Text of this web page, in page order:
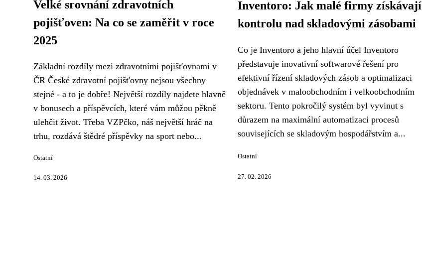
Velké srovnání zdravotních
pojišťoven: Na co se zaměřit v roce
2025
Základní rozdíly mezi zdravotními pojišťovnami v
ČR České zdravotní pojišťovny nejsou všechny
stejné - a to je dobře! Největší rozdíly najdete hlavně
v bonusech a příspěvcích, které vám můžou pěkně
ulehčit život. Třeba VZPčko, náš největší hráč na
trhu, rozdává štědré příspěvky na sport nebo...
Ostatní
14. 03. 2026
Inventoro: Jak malé firmy získávají
kontrolu nad skladovými zásobami
Co je Inventoro a jeho hlavní účel Inventoro
představuje inovativní softwarové řešení pro
efektivní řízení skladových zásob a optimalizaci
objednávek v maloobchodním i velkoobchodním
sektoru. Tento pokročilý systém byl vyvinut s
důrazem na maximální automatizaci procesů
souvisejících se skladovým hospodářstvím a...
Ostatní
27. 02. 2026